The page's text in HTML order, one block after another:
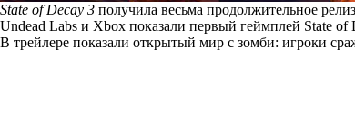
State of Decay 3 получила весьма продолжительное
Undead Labs и Xbox показали первый геймплей State of
В трейлере показали открытый мир с зомби: игроки